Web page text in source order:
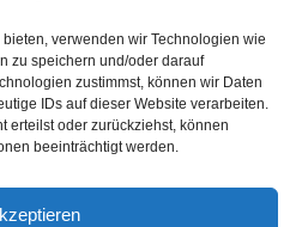
verwenden wir Technologien wie
zu speichern und/oder darauf
zustimmst, können wir Daten
IDs auf dieser Website verarbeiten.
erteilst oder zurückziehst, können
beeinträchtigt werden.
Impressum
Haftung